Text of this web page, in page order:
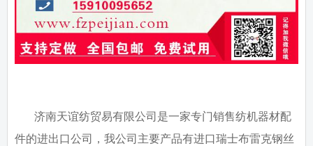
济南天谊纺贸易有限公司是一家专门销售纺机器材配
件的进出口公司，我公司主要产品有进口瑞士布雷克钢丝